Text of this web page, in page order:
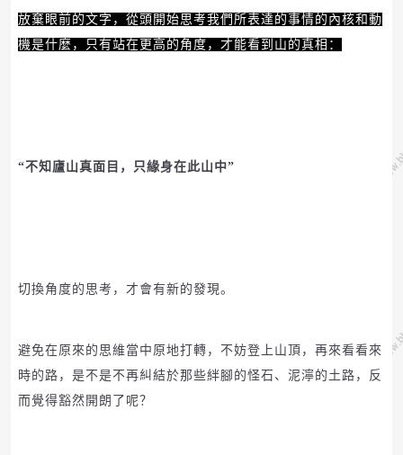
放棄眼前的文字，從頭開始思考我們所表達的事情的內核和動
機是什麼，只有站在更高的角度，才能看到山的真相：
“不知廬山真面目，只緣身在此山中”
切換角度的思考，才會有新的發現。
避免在原來的思維當中原地打轉，不妨登上山頂，再來看看來
時的路，是不是不再糾結於那些絆腳的怪石、泥濘的土路，反
而覺得豁然開朗了呢？